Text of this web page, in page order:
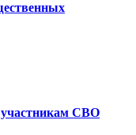
участникам СВО